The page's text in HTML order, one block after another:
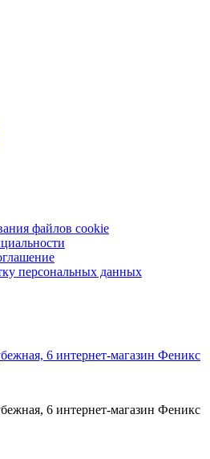
файлов cookie
персональных данных
6 интернет-магазин Феникс
6 интернет-магазин Феникс